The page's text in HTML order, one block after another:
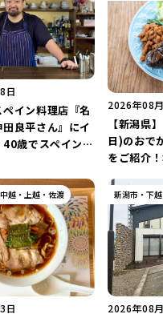
日
ペイン料理店『名
良平さん』にイ
歳でスペインへ
2026年08
【新潟県
日)のおで
をご紹介
ナ丸大新
2026」が
越・上越・佐渡
日
新潟市・下
2026年08